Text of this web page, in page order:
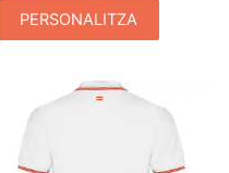
PERSONALITZA